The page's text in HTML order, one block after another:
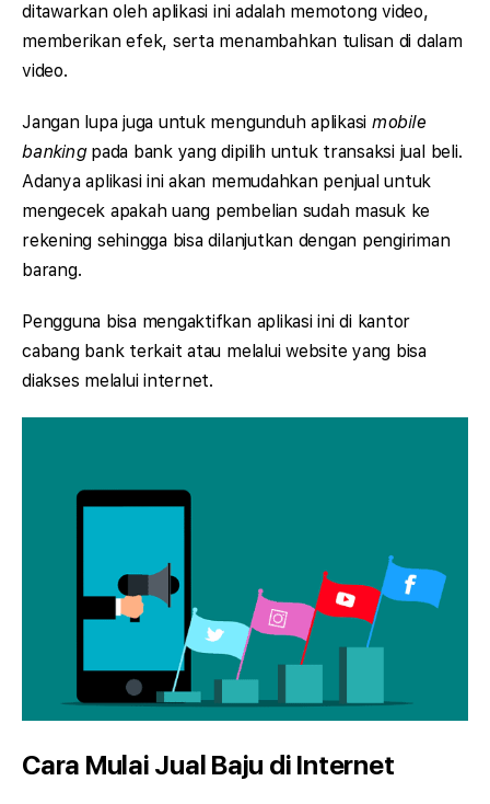
ditawarkan oleh aplikasi ini adalah memotong video,
memberikan efek, serta menambahkan tulisan di dalam
video.
Jangan lupa juga untuk mengunduh aplikasi mobile
bankingpada bank yang dipilih untuk transaksi jual beli.
Adanya aplikasi ini akan memudahkan penjual untuk
mengecek apakah uang pembelian sudah masuk ke
rekening sehingga bisa dilanjutkan dengan pengiriman
barang.
Pengguna bisa mengaktifkan aplikasi ini di kantor
cabang bank terkait atau melalui website yang bisa
diakses melalui internet.
Cara Mulai Jual Baju di Internet